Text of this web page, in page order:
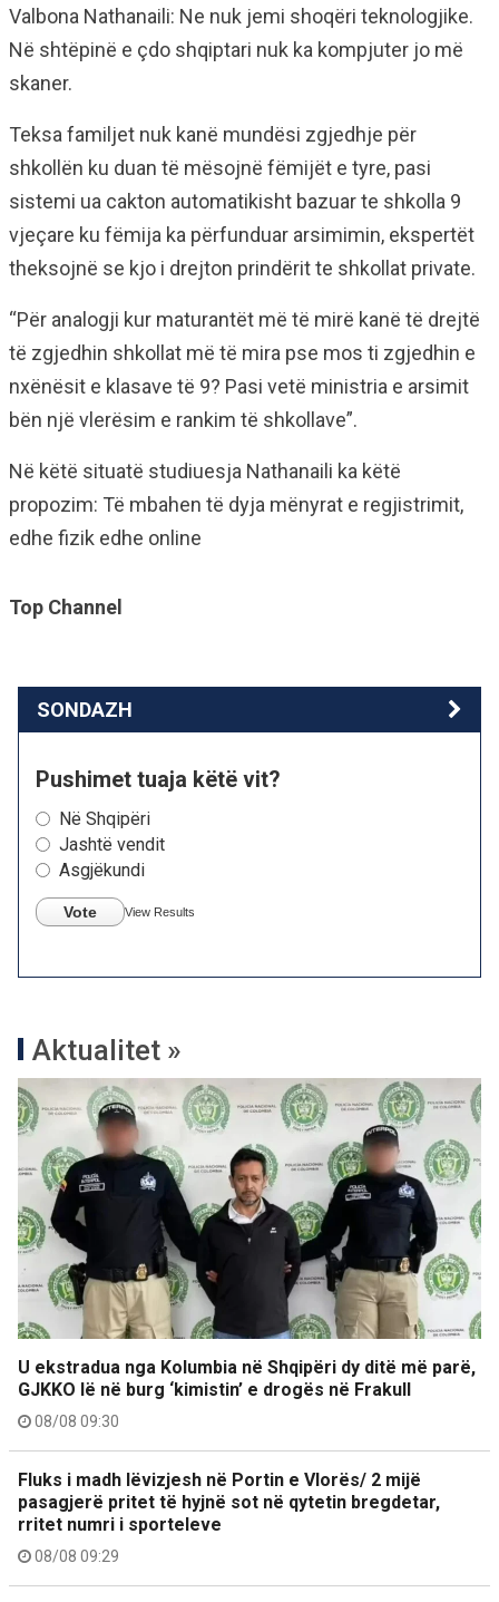
Valbona Nathanaili: Ne nuk jemi shoqëri teknologjike.
Në shtëpinë e çdo shqiptari nuk ka kompjuter jo më
skaner.
Teksa familjet nuk kanë mundësi zgjedhje për
shkollën ku duan të mësojnë fëmijët e tyre, pasi
sistemi ua cakton automatikisht bazuar te shkolla 9
vjeçare ku fëmija ka përfunduar arsimimin, ekspertët
theksojnë se kjo i drejton prindërit te shkollat private.
“Për analogji kur maturantët më të mirë kanë të drejtë
të zgjedhin shkollat më të mira pse mos ti zgjedhin e
nxënësit e klasave të 9? Pasi vetë ministria e arsimit
bën një vlerësim e rankim të shkollave”.
Në këtë situatë studiuesja Nathanaili ka këtë
propozim: Të mbahen të dyja mënyrat e regjistrimit,
edhe fizik edhe online
Top Channel
SONDAZH
Pushimet tuaja këtë vit?
Në Shqipëri
Jashtë vendit
Asgjëkundi
Vote View Results
Aktualitet »
U ekstradua nga Kolumbia në Shqipëri dy ditë më parë,
GJKKO lë në burg ‘kimistin’ e drogës në Frakull
08/08 09:30
Fluks i madh lëvizjesh në Portin e Vlorës/ 2 mijë
pasagjerë pritet të hyjnë sot në qytetin bregdetar,
rritet numri i sporteleve
08/08 09:29